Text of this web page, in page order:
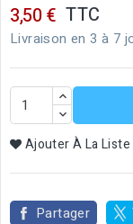
3,50 € TTC
Livraison en 3 à 7
Ajouter À La
Partager